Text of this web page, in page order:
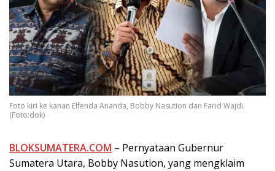
Foto kiri ke kanan Elfenda Ananda, Bobby Nasution dan Farid Wajdi.
(Foto:dok)
BLOKSUMATERA.COM – Pernyataan Gubernur
Sumatera Utara, Bobby Nasution, yang mengklaim